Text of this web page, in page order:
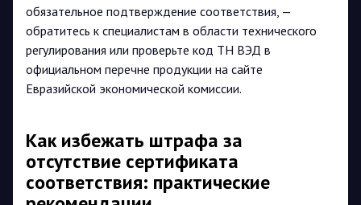
обязательное подтверждение соответствия, —
обратитесь к специалистам в области технического
регулирования или проверьте код ТН ВЭД в
официальном перечне продукции на сайте
Евразийской экономической комиссии.
Как избежать штрафа за
отсутствие сертификата
соответствия: практические